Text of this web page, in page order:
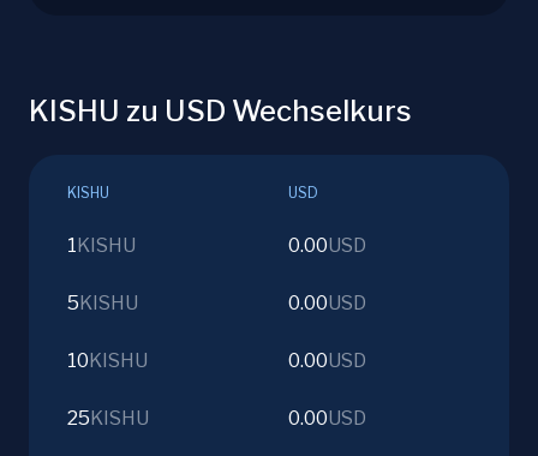
KISHU zu USD Wechselkurs
KISHU USD
1 KISHU 0.00USD
5 KISHU 0.00USD
10 KISHU 0.00USD
25 KISHU 0.00USD